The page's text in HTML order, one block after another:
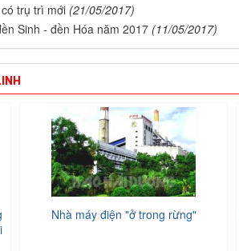
trụ trì mới (21/05/2017)
Sinh - đền Hóa năm 2017 (11/05/2017)
Nhà máy điện "ở trong rừng"